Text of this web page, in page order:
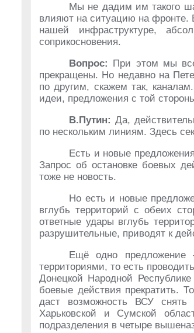
Мы не дадим им такого
влияют на ситуацию на фронте.
нашей инфраструктуре,
соприкосновения.
Вопрос: При этом мы
прекращены. Но недавно на
по другим, скажем так,
идеи, предложения с той
В.Путин: Да,
по нескольким линиям. Здесь
Есть и новые
Запрос об остановке боевых
тоже не новость.
Но есть и новые
вглубь территорий с обеих
ответные удары вглубь
разрушительные, приводят к
Ещё одно предложение
территориями, то есть
Донецкой Народной
боевые действия прекратить.
даст возможность ВСУ снять
Харьковской и Сумской
подразделения в четыре